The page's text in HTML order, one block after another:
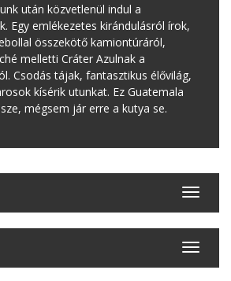
után közvetlenül indul a
Egy emlékezetes kirándulásról írok,
összekötő kamiontúráról,
melletti Cráter Azulnak a
Csodás tájak, fantasztikus élővilág,
kísérik utunkat. Ez Guatemala
mégsem jár erre a kutya se.
Toggle
Toggle